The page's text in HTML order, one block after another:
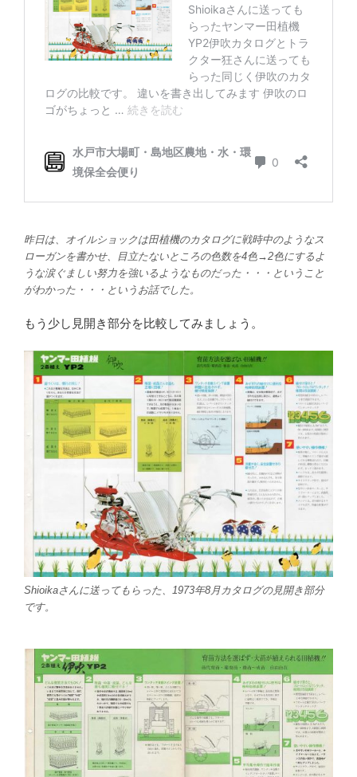
昨日は、オイルショックは田植機のカタログに戦時中のようなス
ローガンを書かせ、目立たないところの色数を4色→2色にするよ
うな涙ぐましい努力を強いるようなものだった・・・ということ
がわかった・・・というお話でした。
もう少し見開き部分を比較してみましょう。
Shioikaさんに送ってもらった、1973年8月カタログの見開き部分
です。